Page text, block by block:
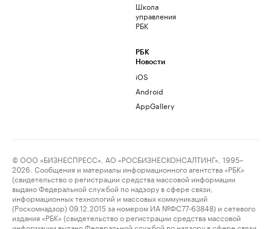
Школа
управления
РБК
РБК
Новости
iOS
Android
AppGallery
© ООО «БИЗНЕСПРЕСС», АО «РОСБИЗНЕСКОНСАЛТИНГ», 1995–
2026. Сообщения и материалы информационного агентства «РБК»
(свидетельство о регистрации средства массовой информации
выдано Федеральной службой по надзору в сфере связи,
информационных технологий и массовых коммуникаций
(Роскомнадзор) 09.12.2015 за номером ИА №ФС77-63848) и сетевого
издания «РБК» (свидетельство о регистрации средства массовой